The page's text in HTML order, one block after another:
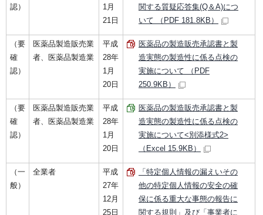
認）
1月
21日
関する質疑応答集(Q＆A)につ
いて （PDF 181.8KB）
（要
確
認）
医薬品製造販売業
者、医薬品製造業
平成
28年
1月
20日
医薬品の製造販売承認書と製
造実態の製造性に係る点検の
実施について （PDF
250.9KB）
（要
確
認）
医薬品製造販売業
者、医薬品製造業
平成
28年
1月
20日
医薬品の製造販売承認書と製
造実態の製造性に係る点検の
実施について<別添様式2>
（Excel 15.9KB）
（一
般）
全業者
平成
27年
12月
25日
「特定個人情報の漏えいその
他の特定個人情報の安全の確
保に係る重大な事態の報告に
関する規則」及び「事業者に